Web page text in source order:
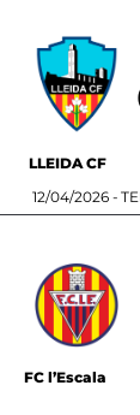
LLEIDA CF
12/04/2026 -
FC l’Escala